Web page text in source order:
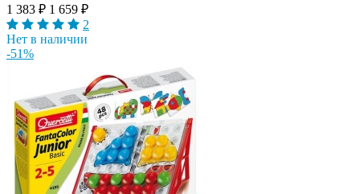
1 383 ₽ 1 659 ₽
2
Нет в наличии
-51%